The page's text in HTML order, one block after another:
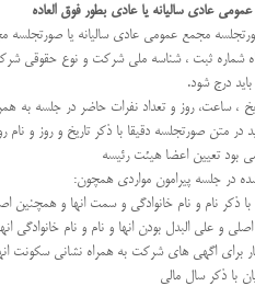
عادی سالیانه یا عادی بطور فوق العاده
مجمع عمومی عادی سالیانه یا صورتجلسه
شماره ثبت ، شناسه ملی شرکت و نوع حقوقی
درج شود.
، ساعت، روز و تعداد نفرات حاضر در جلسه به
در متن صورتجلسه دقیقا با ذکر تاریخ و روز و
بود تعیین اعضا هیئت رئیسه
در جلسه پیرامون مواردی همچون:
ذکر نام و نام خانوادگی و سمت انها و همچنین
و علی البدل بودن انها و نام و نام خانوادگی
برای اگهی های شرکت به همراه نشانی سکونت
با ذکر سال مالی